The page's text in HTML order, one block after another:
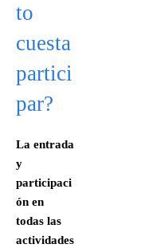
to
cuesta
partici
par?
La entrada
y
participaci
ón en
todas las
actividades